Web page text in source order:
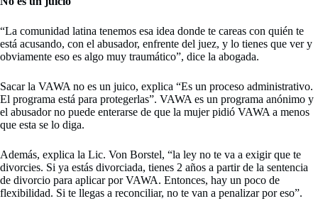
“La comunidad latina tenemos esa idea donde te careas con quién te
está acusando, con el abusador, enfrente del juez, y lo tienes que ver y
obviamente eso es algo muy traumático”, dice la abogada.
Sacar la VAWA no es un juico, explica “Es un proceso administrativo.
El programa está para protegerlas”. VAWA es un programa anónimo y
el abusador no puede enterarse de que la mujer pidió VAWA a menos
que esta se lo diga.
Además, explica la Lic. Von Borstel, “la ley no te va a exigir que te
divorcies. Si ya estás divorciada, tienes 2 años a partir de la sentencia
de divorcio para aplicar por VAWA. Entonces, hay un poco de
flexibilidad. Si te llegas a reconciliar, no te van a penalizar por eso”.